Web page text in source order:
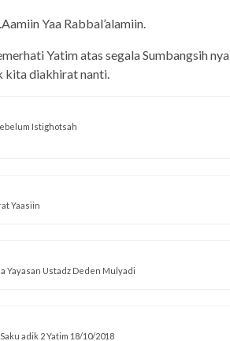
Yaa Rabbal’alamiin.
Yatim atas segala Sumbangsih nya
kita diakhirat nanti.
Istighotsah
Yaasiin
Yayasan Ustadz Deden Mulyadi
adik 2 Yatim 18/10/2018